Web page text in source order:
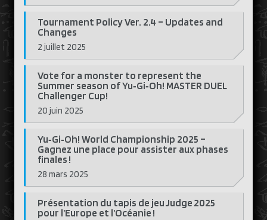
Tournament Policy Ver. 2.4 – Updates and
Changes
2 juillet 2025
Vote for a monster to represent the
Summer season of Yu‑Gi‑Oh! MASTER DUEL
Challenger Cup!
20 juin 2025
Yu‑Gi‑Oh! World Championship 2025 –
Gagnez une place pour assister aux phases
finales !
28 mars 2025
Présentation du tapis de jeu Judge 2025
pour l’Europe et l’Océanie !